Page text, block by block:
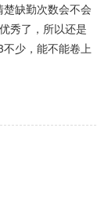
缺勤次数会不会
秀了，所以还是
少，能不能卷上